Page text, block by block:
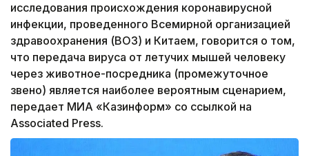
исследования происхождения коронавирусной
инфекции, проведенного Всемирной организацией
здравоохранения (ВОЗ) и Китаем, говорится о том,
что передача вируса от летучих мышей человеку
через животное-посредника (промежуточное
звено) является наиболее вероятным сценарием,
передает МИА «Казинформ» со ссылкой на
Associated Press.